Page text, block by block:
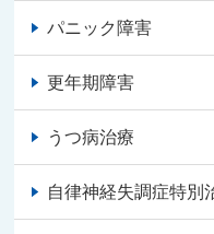
パニック障害
更年期障害
うつ病治療
自律神経失調症特別